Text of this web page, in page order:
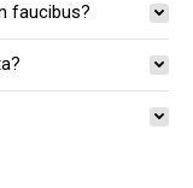
faucibus?